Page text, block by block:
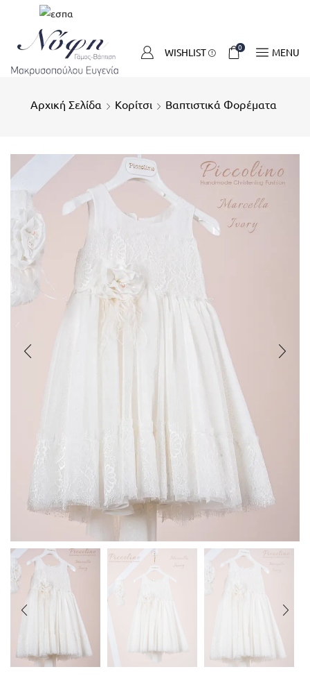
WISHLIST 0 MENU
Αρχική Σελίδα Κορίτσι Βαπτιστικά Φορέματα